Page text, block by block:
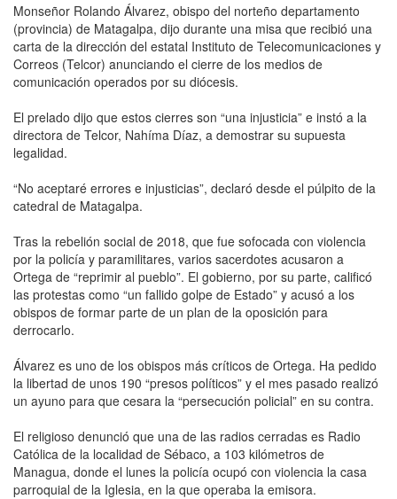
Monseñor Rolando Álvarez, obispo del norteño departamento
(provincia) de Matagalpa, dijo durante una misa que recibió una
carta de la dirección del estatal Instituto de Telecomunicaciones y
Correos (Telcor) anunciando el cierre de los medios de
comunicación operados por su diócesis.
El prelado dijo que estos cierres son “una injusticia” e instó a la
directora de Telcor, Nahíma Díaz, a demostrar su supuesta
legalidad.
“No aceptaré errores e injusticias”, declaró desde el púlpito de la
catedral de Matagalpa.
Tras la rebelión social de 2018, que fue sofocada con violencia
por la policía y paramilitares, varios sacerdotes acusaron a
Ortega de “reprimir al pueblo”. El gobierno, por su parte, calificó
las protestas como “un fallido golpe de Estado” y acusó a los
obispos de formar parte de un plan de la oposición para
derrocarlo.
Álvarez es uno de los obispos más críticos de Ortega. Ha pedido
la libertad de unos 190 “presos políticos” y el mes pasado realizó
un ayuno para que cesara la “persecución policial” en su contra.
El religioso denunció que una de las radios cerradas es Radio
Católica de la localidad de Sébaco, a 103 kilómetros de
Managua, donde el lunes la policía ocupó con violencia la casa
parroquial de la Iglesia, en la que operaba la emisora.